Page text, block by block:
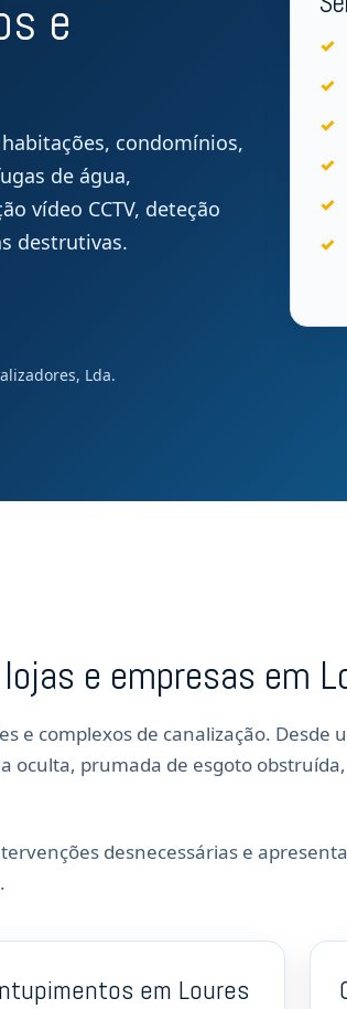
e
condomínios,
de água,
vídeo CCTV, deteção
destrutivas.
Lda.
e empresas em
e complexos de canalização. Desde
oculta, prumada de esgoto obstruída,
desnecessárias e
em Loures